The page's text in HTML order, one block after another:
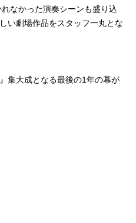
なかった演奏シーンも盛り込
い劇場作品をスタッフ一丸とな
』集大成となる最後の1年の幕が